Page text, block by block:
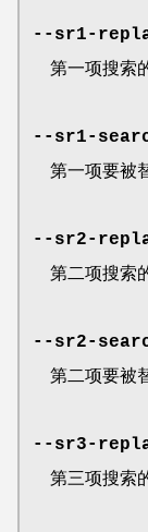
--sr1-
第一项搜索
--sr1-
第一项要被
--sr2-
第二项搜索
--sr2-
第二项要被
--sr3-
第三项搜索